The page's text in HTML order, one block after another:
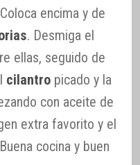
encima y de
. Desmiga el
ellas, seguido de
cilantro picado y la
con aceite de
extra favorito y el
cocina y buen